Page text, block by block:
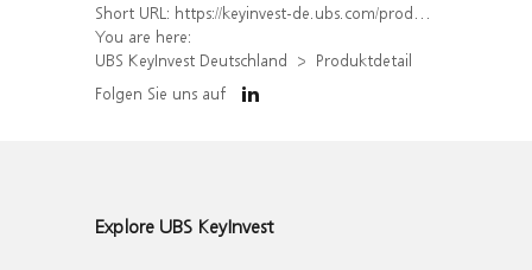
Short URL: https://keyinvest-de.ubs.com/produkt/detail/index/isin/DE000WA3K550
You are here:
UBS KeyInvest Deutschland
Produktdetail
Folgen Sie uns auf
Explore UBS KeyInvest